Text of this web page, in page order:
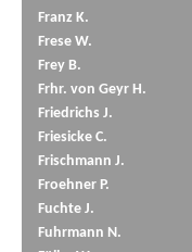
Franz K.
Frese W.
Frey B.
Frhr. von Geyr H.
Friedrichs J.
Friesicke C.
Frischmann J.
Froehner P.
Fuchte J.
Fuhrmann N.